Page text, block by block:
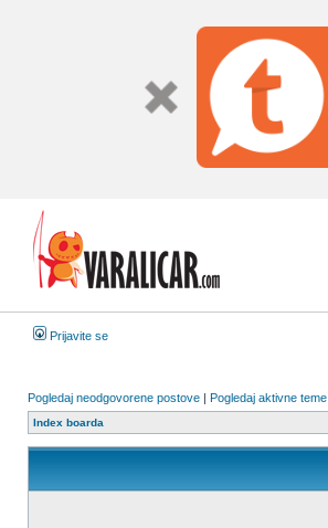
Prijavite se
Pogledaj neodgovorene postove | Pogledaj aktivne teme
Index boarda